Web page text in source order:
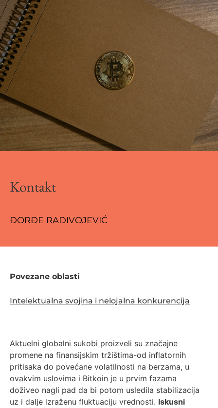
Kontakt
ĐORĐE RADIVOJEVIĆ
Povezane oblasti
Intelektualna svojina i nelojalna konkurencija
Aktuelni globalni sukobi proizveli su značajne
promene na finansijskim tržištima-od inflatornih
pritisaka do povećane volatilnosti na berzama, u
ovakvim uslovima i Bitkoin je u prvim fazama
doživeo nagli pad da bi potom usledila stabilizacija
uz i dalje izraženu fluktuaciju vrednosti. Iskusni